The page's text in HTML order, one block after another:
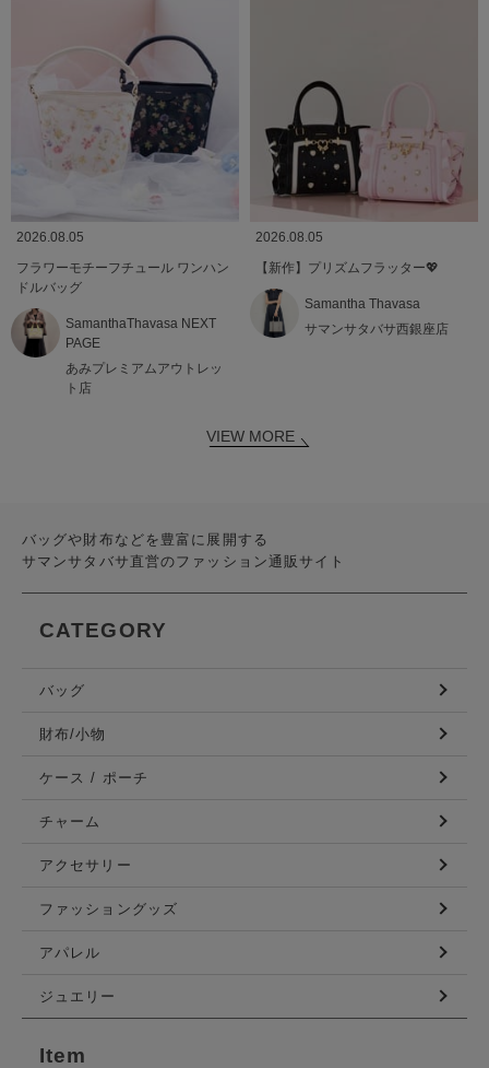
2026.08.05
フラワーモチーフチュール ワンハン
ドルバッグ
SamanthaThavasa NEXT
PAGE
あみプレミアムアウトレッ
ト店
2026.08.05
【新作】プリズムフラッター💖
Samantha Thavasa
サマンサタバサ西銀座店
VIEW MORE
バッグや財布などを豊富に展開する
サマンサタバサ直営のファッション通販サイト
CATEGORY
バッグ
財布/小物
ケース / ポーチ
チャーム
アクセサリー
ファッショングッズ
アパレル
ジュエリー
Item